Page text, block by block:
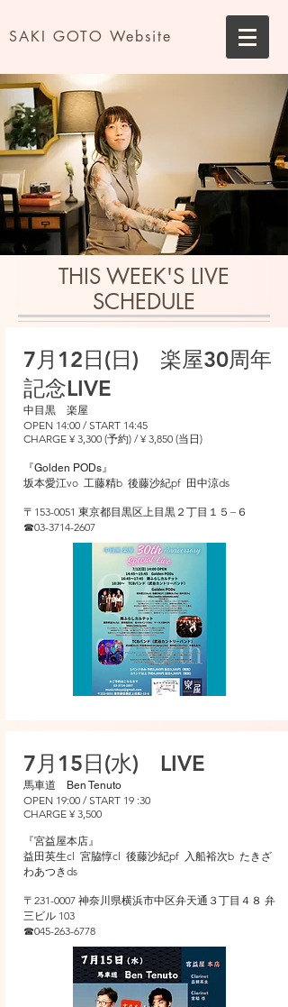
SAKI GOTO Website
THIS WEEK'S LIVE
SCHEDULE
7月12日(日) 楽屋30周年
記念LIVE
中目黒 楽屋
OPEN 14:00 / START 14:45
CHARGE ¥ 3,300 (予約) / ¥ 3,850 (当日)
​『Golden PODs』
坂本愛江vo 工藤精b 後藤沙紀pf 田中涼ds
〒153-0051 東京都目黒区上目黒２丁目１５−６
☎︎03-3714-2607
7月15日(水) LIVE
​馬車道 Ben Tenuto
OPEN 19:00 / START 19 :30
CHARGE ¥ 3,500
​『宮益屋本店』
​益田英生cl 宮脇惇cl 後藤沙紀pf 入船裕次b たきざ
わあつきds
〒231-0007 神奈川県横浜市中区弁天通３丁目４８ 弁
三ビル 103
☎︎045-263-6778